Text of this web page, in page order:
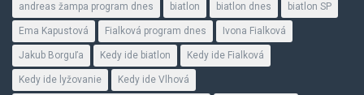
andreas žampa program dnes biatlon biatlon dnes biatlon SP
Ema Kapustová Fialková program dnes Ivona Fialková
Jakub Borguľa Kedy ide biatlon Kedy ide Fialková
Kedy ide lyžovanie Kedy ide Vlhová